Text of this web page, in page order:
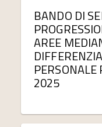
BANDO DI
AREE
PERSONALE
2025